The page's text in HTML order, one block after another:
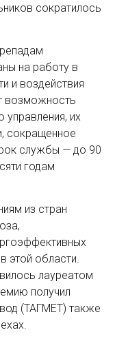
сократилось
на работу в
и воздействия
возможность
управления, их
сокращенное
службы — до 90
годам
из стран
этой области.
лауреатом
получил
(ТАГМЕТ) также